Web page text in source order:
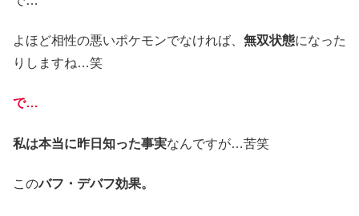
よほど相性の悪いポケモンでなければ、 無双状態になった
りしますね…笑
で…
私は本当に昨日知った事実なんですが…苦笑
このバフ・デバフ効果。